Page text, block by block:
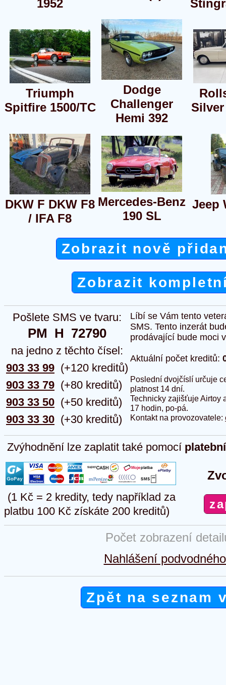
1952
Triumph
Spitfire 1500/TC
Dodge
Challenger
Hemi 392
DKW F DKW F8
/ IFA F8
Mercedes-Benz
190 SL
Jeep
Zobrazit nově
Zobrazit
Pošlete SMS ve tvaru:
PM  H  72790
na jedno z těchto čísel:
903 33 99
903 33 79
903 33 50
903 33 30
(+120 kreditů)
(+80 kreditů)
(+50 kreditů)
(+30 kreditů)
Líbí se Vám tento
SMS. Tento inzerát
prodávající bude moci
Aktuální počet kreditů:
Poslední dvojčíslí určuje
platnost 14 dní.
Technicky zajišťuje Airtoy
17 hodin, po-pá.
Kontakt na provozovatele:
Zvýhodnění lze zaplatit také pomocí
(1 Kč = 2 kredity, tedy například za
platbu 100 Kč získáte 200 kreditů)
Počet zobrazení
Nahlášení
Zpět na seznam